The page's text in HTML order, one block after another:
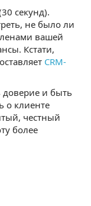
секунд).
не было ли
вашей
Кстати,
CRM-
и быть
о клиенте
честный
более